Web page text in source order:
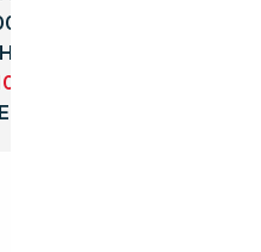
- 18H00
- 18H00
- 12H00
FERMÉ